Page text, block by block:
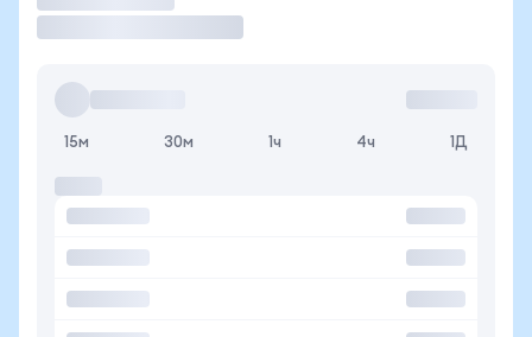
15м 30м 1ч 4ч 1Д